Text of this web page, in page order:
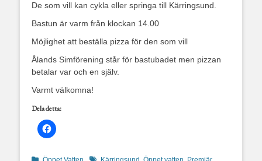
De som vill kan cykla eller springa till Kärringsund.
Bastun är varm från klockan 14.00
Möjlighet att beställa pizza för den som vill
Ålands Simförening står för bastubadet men pizzan
betalar var och en själv.
Varmt välkomna!
Dela detta: